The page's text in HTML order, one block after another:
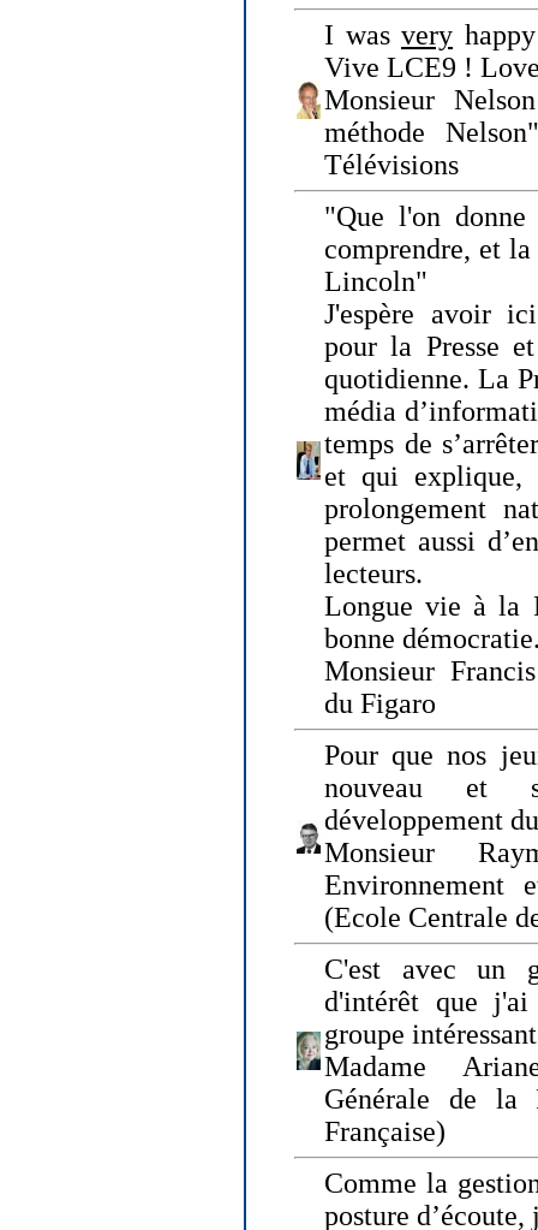
I was very
Vive LCE9 !
Monsieur
méthode
Télévisions
"Que l'on
comprendre, et
Lincoln"
J'espère avoir
pour la Presse
quotidienne. La
média
temps de
et qui explique,
prolongement
permet aussi
lecteurs.
Longue vie à la
bonne
Monsieur
du Figaro
Pour que nos
nouveau et
développement
Monsieur
Environnement
(Ecole Centrale
C'est avec un
d'intérêt que
groupe
Madame
Générale de la
Française)
Comme la
posture